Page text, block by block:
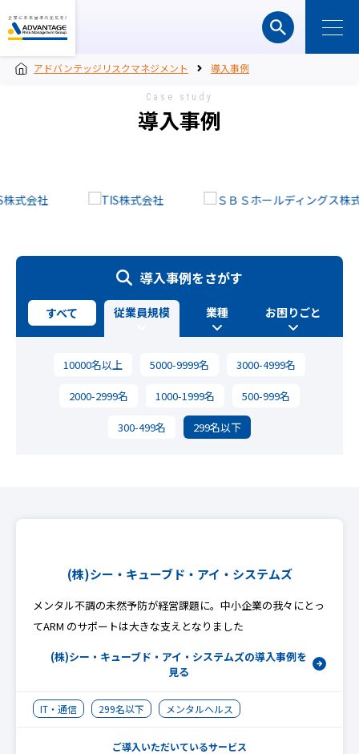
アドバンテッジリスクマネジメント 導入事例
Case study
導入事例
導入事例をさがす
すべて 従業員規模 業種 お困りごと
10000名以上 5000-9999名 3000-4999名
2000-2999名 1000-1999名 500-999名
300-499名 299名以下
(株)シー・キューブド・アイ・システムズ
メンタル不調の未然予防が経営課題に。中小企業の我々にとっ
てARM のサポートは大きな支えとなりました
(株)シー・キューブド・アイ・システムズの導入事例を
見る
IT・通信 299名以下 メンタルヘルス
ご導入いただいているサービス